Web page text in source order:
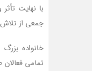
با نهایت
جمعی از
خانواده
تمامی